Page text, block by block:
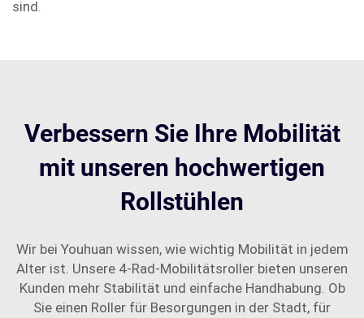
sind.
Verbessern Sie Ihre Mobilität
mit unseren hochwertigen
Rollstühlen
Wir bei Youhuan wissen, wie wichtig Mobilität in jedem
Alter ist. Unsere 4-Rad-Mobilitätsroller bieten unseren
Kunden mehr Stabilität und einfache Handhabung. Ob
Sie einen Roller für Besorgungen in der Stadt, für